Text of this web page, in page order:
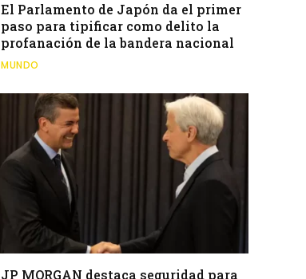
El Parlamento de Japón da el primer
paso para tipificar como delito la
profanación de la bandera nacional
MUNDO
JP MORGAN destaca seguridad para